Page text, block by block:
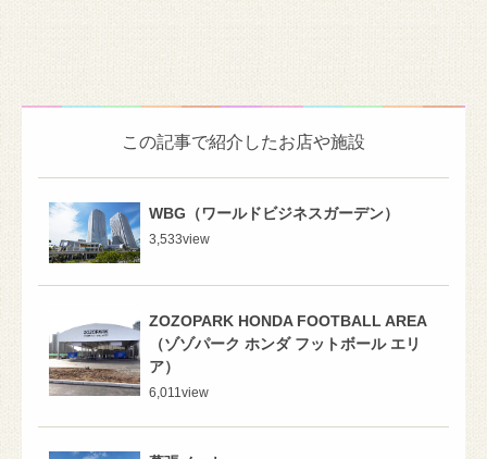
この記事で紹介したお店や施設
WBG（ワールドビジネスガーデン）
3,533view
ZOZOPARK HONDA FOOTBALL AREA
（ゾゾパーク ホンダ フットボール エリ
ア）
6,011view